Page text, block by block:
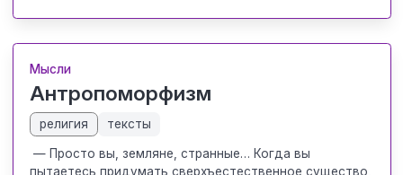
Мысли
Антропоморфизм
религия тексты
— Просто вы, земляне, странные… Когда вы
пытаетесь придумать сверхъестественное существо,